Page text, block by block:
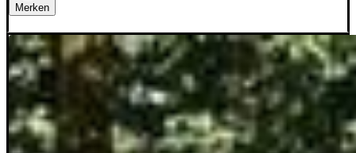
Merken